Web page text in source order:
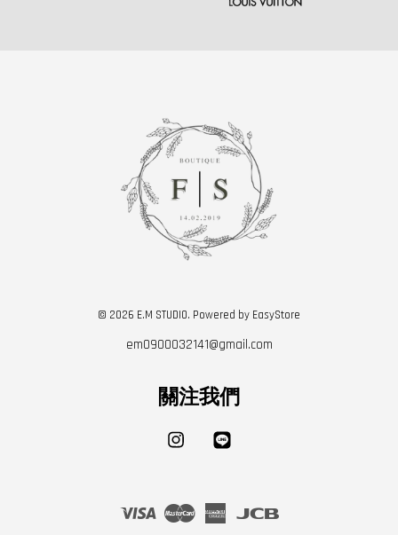
© 2026 E.M STUDIO. Powered by EasyStore
em0900032141@gmail.com
關注我們
Instagram
Visa Master
American